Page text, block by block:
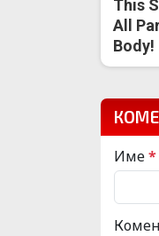
This
All
Body!
Име*